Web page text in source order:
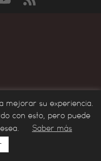
mejorar su experiencia.
con esto, pero puede
Saber más